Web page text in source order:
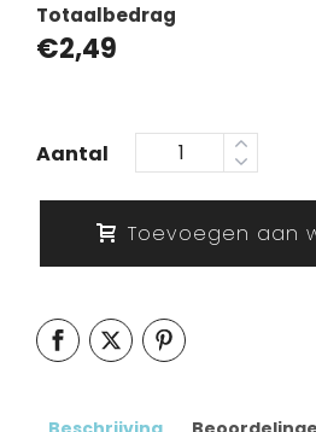
Totaalbedrag
€2,49
Aantal
Toevoegen aan